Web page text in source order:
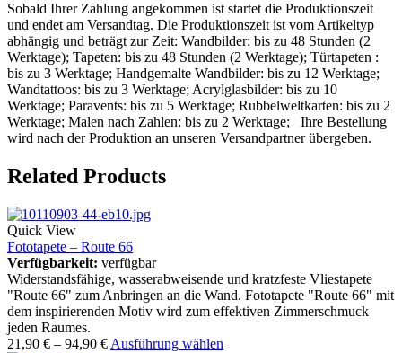
Sobald Ihrer Zahlung angekommen ist startet die Produktionszeit
und endet am Versandtag. Die Produktionszeit ist vom Artikeltyp
abhängig und beträgt zur Zeit: Wandbilder: bis zu 48 Stunden (2
Werktage); Tapeten: bis zu 48 Stunden (2 Werktage); Türtapeten :
bis zu 3 Werktage; Handgemalte Wandbilder: bis zu 12 Werktage;
Wandtattoos: bis zu 3 Werktage; Acrylglasbilder: bis zu 10
Werktage; Paravents: bis zu 5 Werktage; Rubbelweltkarten: bis zu 2
Werktage; Malen nach Zahlen: bis zu 2 Werktage; Ihre Bestellung
wird nach der Produktion an unseren Versandpartner übergeben.
Related Products
Quick View
Fototapete – Route 66
Verfügbarkeit: verfügbar
Widerstandsfähige, wasserabweisende und kratzfeste Vliestapete
"Route 66" zum Anbringen an die Wand. Fototapete "Route 66" mit
dem inspirierenden Motiv wird zum effektiven Zimmerschmuck
jeden Raumes.
21,90 € – 94,90 € Ausführung wählen